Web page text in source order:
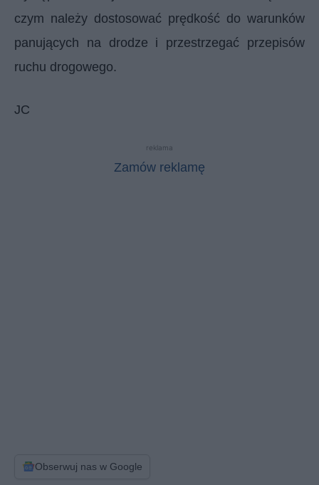
czym należy dostosować prędkość do warunków
panujących na drodze i przestrzegać przepisów
ruchu drogowego.
JC
reklama
Zamów reklamę
Obserwuj nas w Google